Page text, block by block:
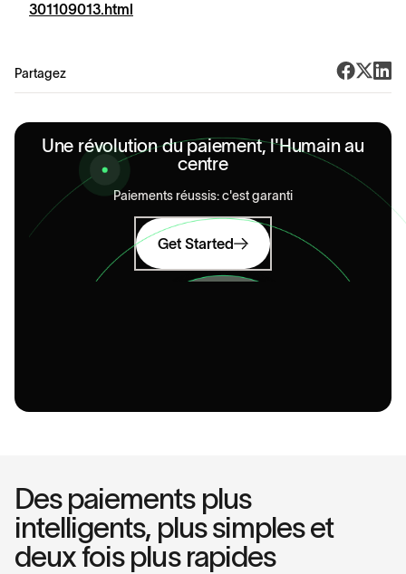
301109013.html
Partagez
Une révolution du paiement, l'Humain au
centre
Paiements réussis: c'est garanti
Get Started
Des paiements plus
intelligents, plus simples et
deux fois plus rapides